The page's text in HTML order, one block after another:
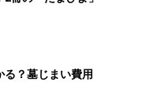
る？墓じまい費用